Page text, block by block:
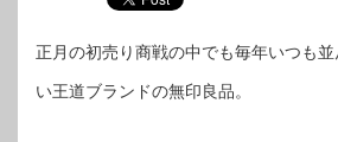
正月の初売り商戦の中でも毎年いつも
い王道ブランドの無印良品。